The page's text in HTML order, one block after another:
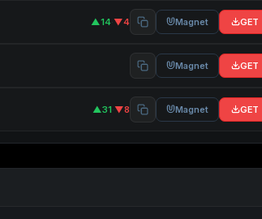
▲14·▼4 Magnet GET
Magnet GET
▲31·▼8 Magnet GET